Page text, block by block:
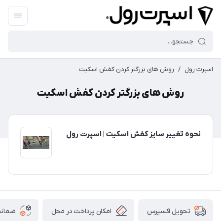
اسپرت رول / روش های بزرگتر کردن کفش اسکیت
روش های بزرگتر کردن کفش اسکیت
نحوه تغییر سایز کفش اسکیت | اسپرت رول
تحویل اکسپرس امکان پرداخت در محل